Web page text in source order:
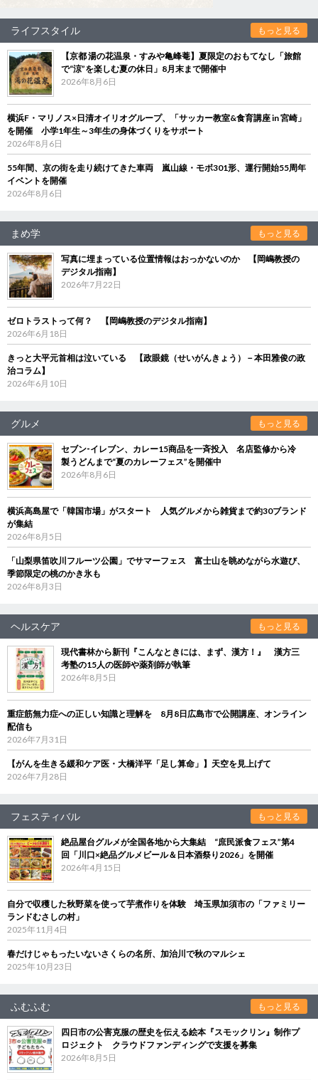
ライフスタイル もっと見る
【京都 湯の花温泉・すみや亀峰菴】夏限定のおもてなし「旅館
で“涼”を楽しむ夏の休日」8月末まで開催中
2026年8月6日
横浜F・マリノス×日清オイリオグループ、「サッカー教室&食育講座 in 宮崎」
を開催 小学1年生～3年生の身体づくりをサポート
2026年8月6日
55年間、京の街を走り続けてきた車両 嵐山線・モボ301形、運行開始55周年
イベントを開催
2026年8月6日
まめ学 もっと見る
写真に埋まっている位置情報はおっかないのか 【岡嶋教授の
デジタル指南】
2026年7月22日
ゼロトラストって何？ 【岡嶋教授のデジタル指南】
2026年6月18日
きっと大平元首相は泣いている 【政眼鏡（せいがんきょう）－本田雅俊の政
治コラム】
2026年6月10日
グルメ もっと見る
セブン‐イレブン、カレー15商品を一斉投入 名店監修から冷
製うどんまで“夏のカレーフェス”を開催中
2026年8月6日
横浜高島屋で「韓国市場」がスタート 人気グルメから雑貨まで約30ブランド
が集結
2026年8月5日
「山梨県笛吹川フルーツ公園」でサマーフェス 富士山を眺めながら水遊び、
季節限定の桃のかき氷も
2026年8月3日
ヘルスケア もっと見る
現代書林から新刊『こんなときには、まず、漢方！』 漢方三
考塾の15人の医師や薬剤師が執筆
2026年8月5日
重症筋無力症への正しい知識と理解を 8月8日広島市で公開講座、オンライン
配信も
2026年7月31日
【がんを生きる緩和ケア医・大橋洋平「足し算命」】天空を見上げて
2026年7月28日
フェスティバル もっと見る
絶品屋台グルメが全国各地から大集結 “庶民派食フェス”第4
回「川口×絶品グルメビール＆日本酒祭り2026」を開催
2026年4月15日
自分で収穫した秋野菜を使って芋煮作りを体験 埼玉県加須市の「ファミリー
ランドむさしの村」
2025年11月4日
春だけじゃもったいないさくらの名所、加治川で秋のマルシェ
2025年10月23日
ふむふむ もっと見る
四日市の公害克服の歴史を伝える絵本『スモックリン』制作プ
ロジェクト クラウドファンディングで支援を募集
2026年8月5日